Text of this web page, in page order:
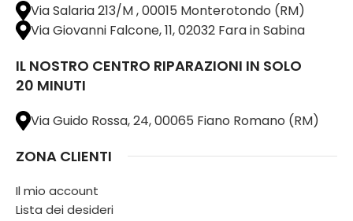
Via Salaria 213/M , 00015 Monterotondo (RM)
Via Giovanni Falcone, 11, 02032 Fara in Sabina
IL NOSTRO CENTRO RIPARAZIONI IN SOLO
20 MINUTI
Via Guido Rossa, 24, 00065 Fiano Romano (RM)
ZONA CLIENTI
Il mio account
Lista dei desideri